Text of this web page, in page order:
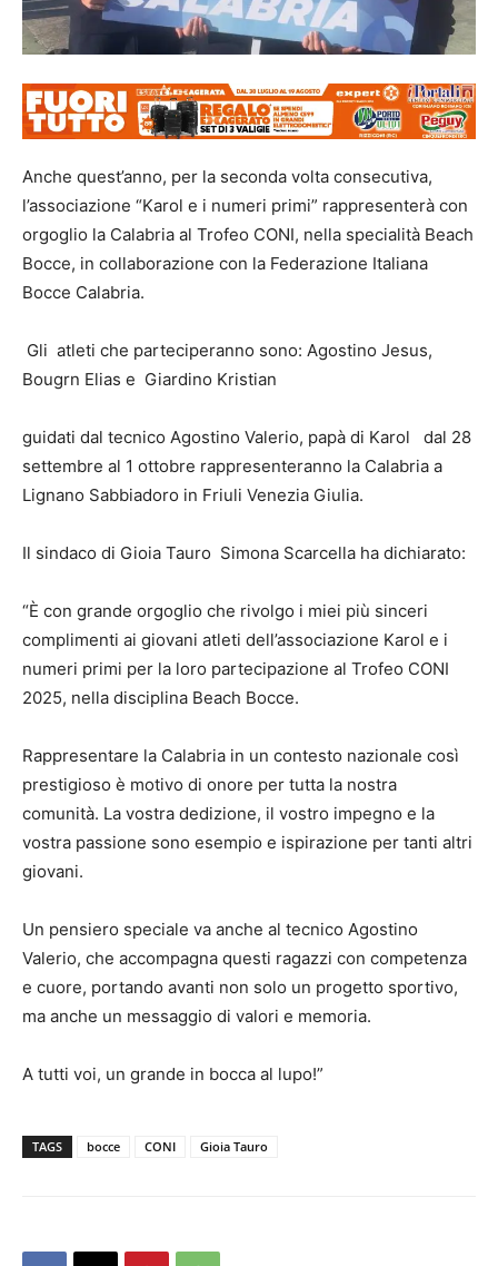
Anche quest’anno, per la seconda volta consecutiva,
l’associazione “Karol e i numeri primi” rappresenterà con
orgoglio la Calabria al Trofeo CONI, nella specialità Beach
Bocce, in collaborazione con la Federazione Italiana
Bocce Calabria.
Gli atleti che parteciperanno sono: Agostino Jesus,
Bougrn Elias e Giardino Kristian
guidati dal tecnico Agostino Valerio, papà di Karol dal 28
settembre al 1 ottobre rappresenteranno la Calabria a
Lignano Sabbiadoro in Friuli Venezia Giulia.
Il sindaco di Gioia Tauro Simona Scarcella ha dichiarato:
“È con grande orgoglio che rivolgo i miei più sinceri
complimenti ai giovani atleti dell’associazione Karol e i
numeri primi per la loro partecipazione al Trofeo CONI
2025, nella disciplina Beach Bocce.
Rappresentare la Calabria in un contesto nazionale così
prestigioso è motivo di onore per tutta la nostra
comunità. La vostra dedizione, il vostro impegno e la
vostra passione sono esempio e ispirazione per tanti altri
giovani.
Un pensiero speciale va anche al tecnico Agostino
Valerio, che accompagna questi ragazzi con competenza
e cuore, portando avanti non solo un progetto sportivo,
ma anche un messaggio di valori e memoria.
A tutti voi, un grande in bocca al lupo!”
TAGS bocce CONI Gioia Tauro